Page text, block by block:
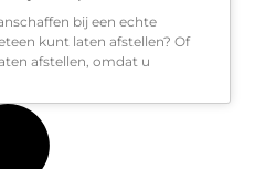
bij een echte
kunt laten afstellen? Of
afstellen, omdat u